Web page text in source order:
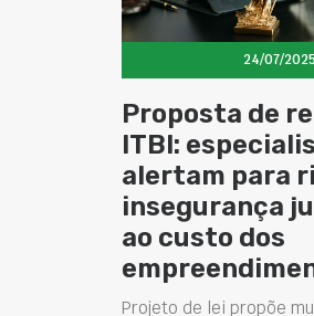
24/07/2025
Proposta de
ITBI:
alertam para
insegurança
ao custo dos
Projeto de lei propõe